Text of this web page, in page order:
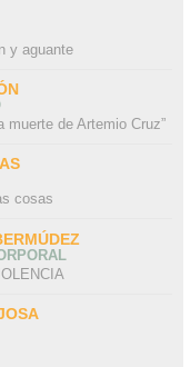
y aguante
muerte de Artemio Cruz”
cosas